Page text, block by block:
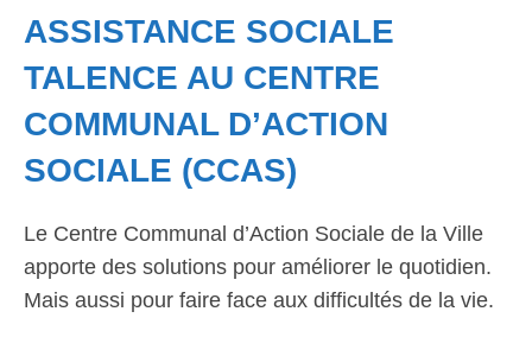
ASSISTANCE SOCIALE
TALENCE AU CENTRE
COMMUNAL D’ACTION
SOCIALE (CCAS)
Le Centre Communal d’Action Sociale de la Ville
apporte des solutions pour améliorer le quotidien.
Mais aussi pour faire face aux difficultés de la vie.